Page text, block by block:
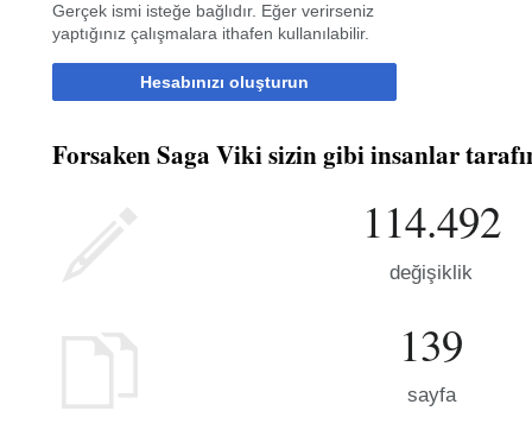
Gerçek ismi isteğe bağlıdır. Eğer verirseniz
yaptığınız çalışmalara ithafen kullanılabilir.
Hesabınızı oluşturun
Forsaken Saga Viki sizin gibi insanlar
114.492
değişiklik
139
sayfa